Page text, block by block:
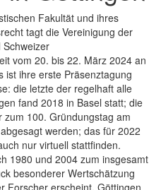
Fakultät und ihres
tagt die Vereinigung der
vom 20. bis 22. März 2024 an
ist ihre erste Präsenztagung
die letzte der regelhaft alle
fand 2018 in Basel statt; die
100. Gründungstag am
werden; das für 2022
nur virtuell stattfinden.
1980 und 2004 zum insgesamt
besonderer Wertschätzung
Forscher erscheint. Göttingen